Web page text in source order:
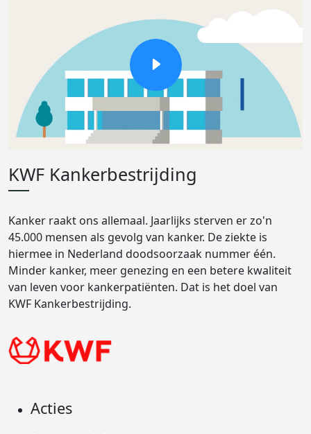
KWF Kankerbestrijding
Kanker raakt ons allemaal. Jaarlijks sterven er zo'n
45.000 mensen als gevolg van kanker. De ziekte is
hiermee in Nederland doodsoorzaak nummer één.
Minder kanker, meer genezing en een betere kwaliteit
van leven voor kankerpatiënten. Dat is het doel van
KWF Kankerbestrijding.
Acties